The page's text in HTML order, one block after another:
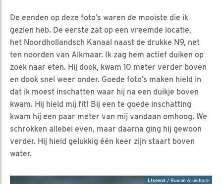
De eenden op deze foto’s waren de mooiste die ik
gezien heb. De eerste zat op een vreemde locatie,
het Noordhollandsch Kanaal naast de drukke N9, net
ten noorden van Alkmaar. Ik zag hem actief duiken op
zoek naar eten. Hij dook, kwam 10 meter verder boven
en dook snel weer onder. Goede foto’s maken hield in
dat ik moest inschatten waar hij na een duikje boven
kwam. Hij hield mij fit! Bij een te goede inschatting
kwam hij een paar meter van mij vandaan omhoog. We
schrokken allebei even, maar daarna ging hij gewoon
verder. Hij hield gelukkig één keer zijn staart boven
water.
IJseend / Ruwan Aluvihare